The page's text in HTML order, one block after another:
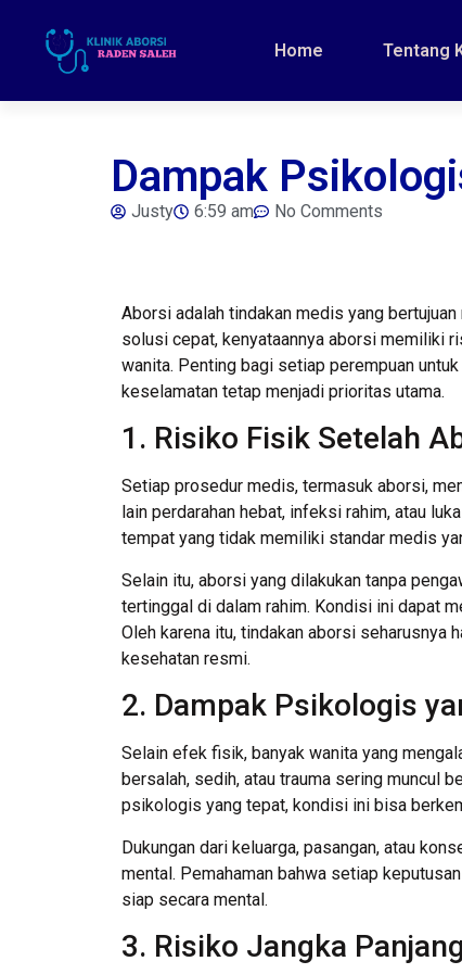
Home Tentang
Dampak
Justy 6:59 am No Comments
Aborsi adalah tindakan medis yang
solusi cepat, kenyataannya aborsi memiliki
wanita. Penting bagi setiap perempuan
keselamatan tetap menjadi prioritas utama.
1. Risiko Fisik Setelah
Setiap prosedur medis, termasuk aborsi,
lain perdarahan hebat, infeksi rahim, atau
tempat yang tidak memiliki standar medis
Selain itu, aborsi yang dilakukan tanpa
tertinggal di dalam rahim. Kondisi ini dapat
Oleh karena itu, tindakan aborsi seharusnya
kesehatan resmi.
2. Dampak Psikologis
Selain efek fisik, banyak wanita yang
bersalah, sedih, atau trauma sering muncul
psikologis yang tepat, kondisi ini bisa
Dukungan dari keluarga, pasangan, atau
mental. Pemahaman bahwa setiap
siap secara mental.
3. Risiko Jangka